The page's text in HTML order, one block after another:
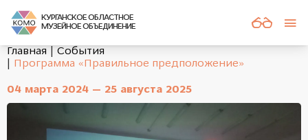
КУРГАНСКОЕ ОБЛАСТНОЕ
МУЗЕЙНОЕ ОБЪЕДИНЕНИЕ
Главная
События
Программа «Правильное предположение»
04 марта 2024 — 25 августа 2025